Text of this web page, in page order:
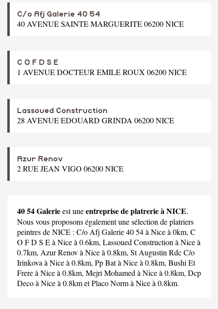
C/o Afj Galerie 40 54
40 AVENUE SAINTE MARGUERITE 06200 NICE
C O F D S E
1 AVENUE DOCTEUR EMILE ROUX 06200 NICE
Lassoued Construction
28 AVENUE EDOUARD GRINDA 06200 NICE
Azur Renov
2 RUE JEAN VIGO 06200 NICE
40 54 Galerieest uneentreprise de platrerie à NICE.
Nous vous proposons également une sélection de platriers
peintres de NICE : C/o Afj Galerie 40 54à Nice à 0km, C
O F D S Eà Nice à 0.6km, Lassoued Construction à Nice à
0.7km, Azur Renovà Nice à 0.8km, St Augustin Rdc C/o
Irinkova à Nice à 0.8km, Pp Batà Nice à 0.8km, Bushi Et
Frereà Nice à 0.8km, Mejri Mohamed à Nice à 0.8km, Dcp
Decoà Nice à 0.8km etPlaco Normà Nice à 0.8km.